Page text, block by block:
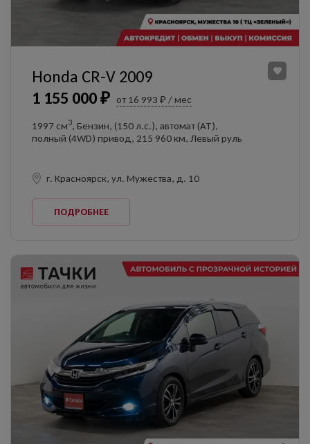
1 155 000 ₽ от 16 993 ₽ / мес
Honda CR-V 2009
1997 см3, Бензин, (150 л.с.), автомат (AT),
полный (4WD) привод, 215 960 км, Левый руль
г. Красноярск, ул. Мужества, д. 10
ПОДРОБНЕЕ